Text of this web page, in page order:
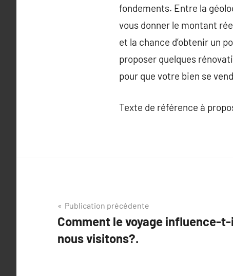
fondements. Entre la
vous donner le montant
et la chance d’obtenir un
proposer quelques
pour que votre bien se
Texte de référence à
Navigation
de
l’article
Publication précédente
Comment le voyage influence-
nous visitons?.